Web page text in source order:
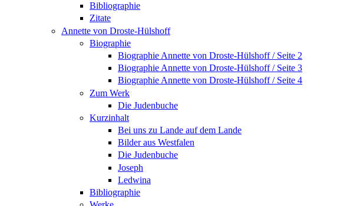
Bibliographie
Zitate
Annette von Droste-Hülshoff
Biographie
Biographie Annette von Droste-Hülshoff / Seite 2
Biographie Annette von Droste-Hülshoff / Seite 3
Biographie Annette von Droste-Hülshoff / Seite 4
Zum Werk
Die Judenbuche
Kurzinhalt
Bei uns zu Lande auf dem Lande
Bilder aus Westfalen
Die Judenbuche
Joseph
Ledwina
Bibliographie